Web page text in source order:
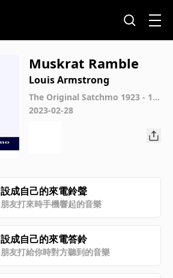
Muskrat Ramble
Louis Armstrong
The Original Satchmo 1923 - 19
33
2023-02-28
設成自己的來電鈴聲
朋友打來時手機響起的音樂
設成自己的來電答鈴
朋友打給你時對方聽到的音樂